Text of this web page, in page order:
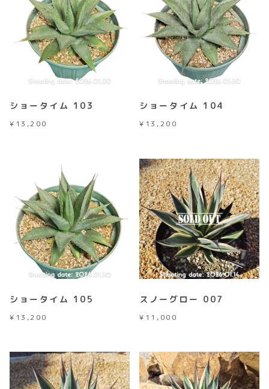
ショータイム 103
¥ 13,200
ショータイム 104
¥ 13,200
ショータイム 105
¥ 13,200
スノーグロー 007
¥ 11,000